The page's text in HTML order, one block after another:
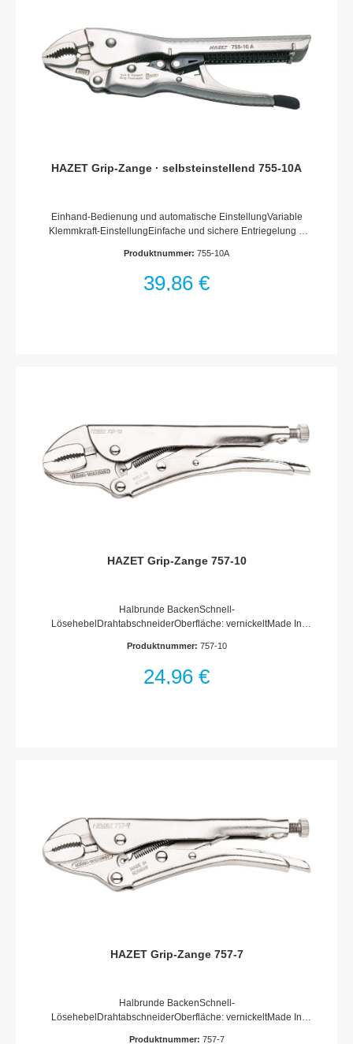
HAZET Grip-Zange · selbsteinstellend 755-10A
Einhand-Bedienung und automatische EinstellungVariable
Klemmkraft-EinstellungEinfache und sichere Entriegelung –
wirdNockenmechanik – gewährleistet, bei gleichbleibender
Klemmkraft, automatische Einstellung auf jede
GrößeDrahtabschneiderRutschsichere
Produktnummer: 755-10A
39,86 €
HAZET Grip-Zange 757-10
Halbrunde BackenSchnell-
LösehebelDrahtabschneiderOberfläche: vernickeltMade In
0.55 kgSpannbereich: 50 mm
Produktnummer: 757-10
24,96 €
HAZET Grip-Zange 757-7
Halbrunde BackenSchnell-
LösehebelDrahtabschneiderOberfläche: vernickeltMade In
Produktnummer: 757-7